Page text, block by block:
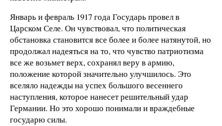
Январь и февраль 1917 года Государь провел в
Царском Селе. Он чувствовал, что политическая
обстановка становится все более и более натянутой, но
продолжал надеяться на то, что чувство патриотизма
все же возьмет верх, сохранял веру в армию,
положение которой значительно улучшилось. Это
вселяло надежды на успех большого весеннего
наступления, которое нанесет решительный удар
Германии. Но это хорошо понимали и враждебные
государю силы.